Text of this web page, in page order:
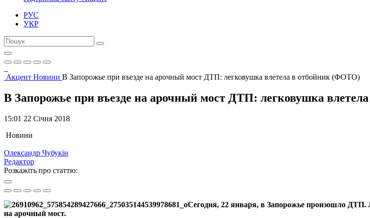
РУС
УКР
Акцент Новини В Запорожье при въезде на арочный мост ДТП: легковушка влетела в отбойник (ФОТО)
В Запорожье при въезде на арочный мост ДТП: легковушка
15:01 22 Січня 2018
Новини
Олександр Чубукін
Редактор
Розкажіть про статтю:
Сегодня, 22 января, в Запорожье произошло ДТП.
на арочный мост.